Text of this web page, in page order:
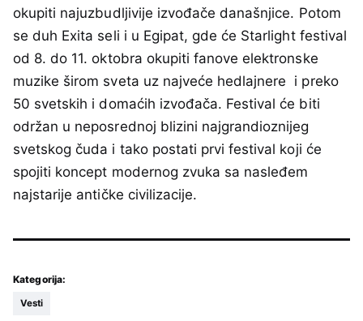
okupiti najuzbudljivije izvođače današnjice. Potom
se duh Exita seli i u Egipat, gde će Starlight festival
od 8. do 11. oktobra okupiti fanove elektronske
muzike širom sveta uz najveće hedlajnere i preko
50 svetskih i domaćih izvođača. Festival će biti
održan u neposrednoj blizini najgrandioznijeg
svetskog čuda i tako postati prvi festival koji će
spojiti koncept modernog zvuka sa nasleđem
najstarije antičke civilizacije.
Kategorija:
Vesti